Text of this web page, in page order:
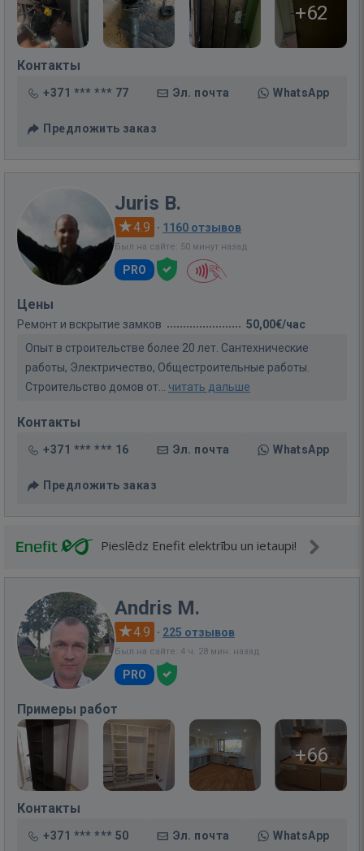
+62
Контакты
+371 *** *** 77 Эл. почта WhatsApp
Предложить заказ
Juris B.
4.9 · 1160 отзывов
Был на сайте: 50 минут назад
PRO
Цены
Ремонт и вскрытие замков
50,00€/час
Опыт в строительстве более 20 лет. Сантехнические
работы, Электричество, Общестроительные работы.
Строительство домов от... читать дальше
Контакты
+371 *** *** 16 Эл. почта WhatsApp
Предложить заказ
Pieslēdz Enefit elektrību un ietaupi!
Andris M.
4.9 · 225 отзывов
Был на сайте: 4 ч. 28 мин. назад
PRO
Примеры работ
+66
Контакты
+371 *** *** 50 Эл. почта WhatsApp